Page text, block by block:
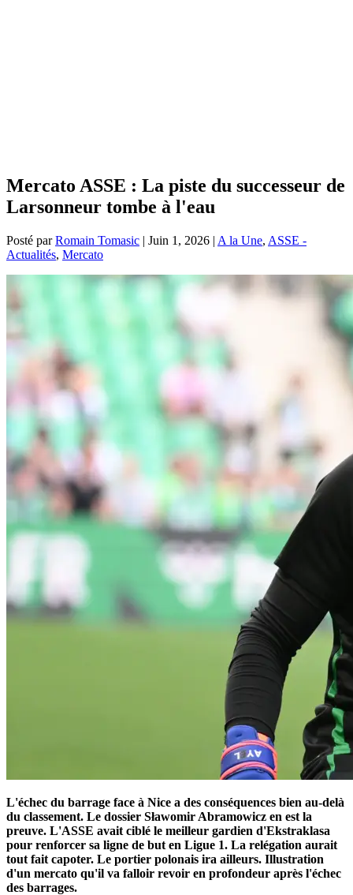
Mercato ASSE : La piste du successeur de
Larsonneur tombe à l'eau
Posté parRomain Tomasic | Juin 1, 2026 | A la Une, ASSE -
Actualités, Mercato
L'échec du barrage face à Nice a des conséquences bien au-delà
du classement. Le dossier Sławomir Abramowicz en est la
preuve. L'ASSE avait ciblé le meilleur gardien d'Ekstraklasa
pour renforcer sa ligne de but en Ligue 1. La relégation aurait
tout fait capoter. Le portier polonais ira ailleurs. Illustration
d'un mercato qu'il va falloir revoir en profondeur après l'échec
des barrages.